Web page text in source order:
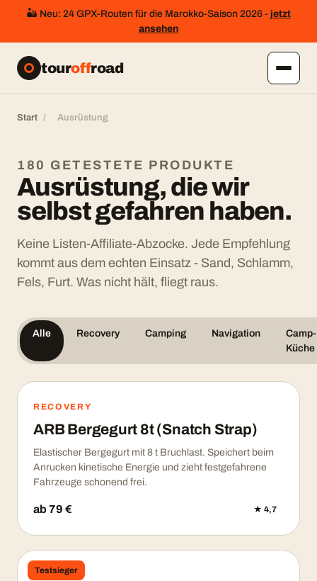
🏜️ Neu: 24 GPX-Routen für die Marokko-Saison 2026 - jetzt
ansehen
touroffroad
Start / Ausrüstung
180 GETESTETE PRODUKTE
Ausrüstung, die wir
selbst gefahren haben.
Keine Listen-Affiliate-Abzocke. Jede Empfehlung
kommt aus dem echten Einsatz - Sand, Schlamm,
Fels, Furt. Was nicht hält, fliegt raus.
Alle Recovery Camping Navigation
Camp-
Küche
RECOVERY
ARB Bergegurt 8t (Snatch Strap)
Elastischer Bergegurt mit 8 t Bruchlast. Speichert beim
Anrucken kinetische Energie und zieht festgefahrene
Fahrzeuge schonend frei.
ab 79 € ★ 4,7
Testsieger
REIFEN